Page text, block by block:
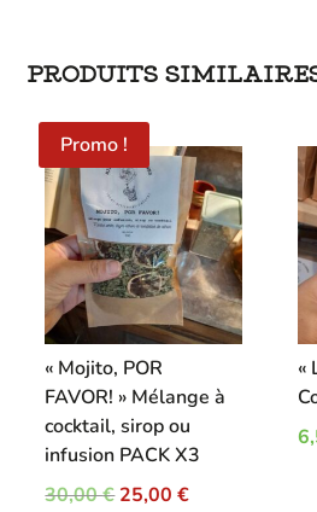
PRODUITS
Promo !
« Mojito, POR
FAVOR! » Mélange à
cocktail, sirop ou
infusion PACK X3
30,00€ Le
25,00€Le
«